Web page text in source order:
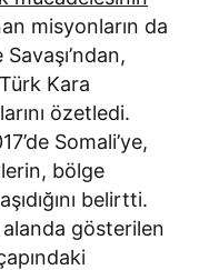
misyonların da
Kara
özetledi.
Somali’ye,
bölge
belirtti.
alanda gösterilen